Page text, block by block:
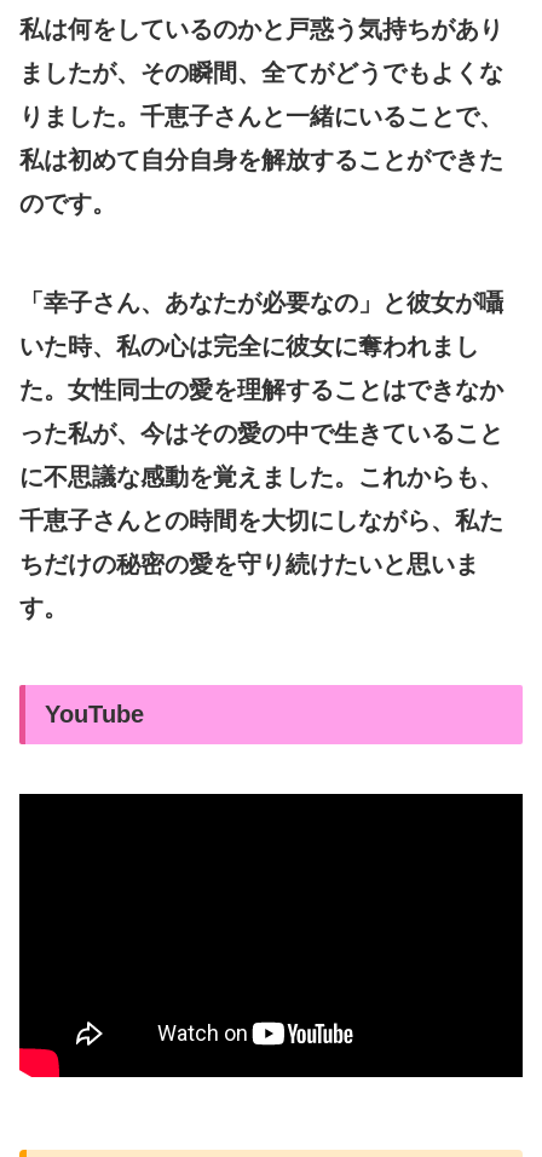
私は何をしているのかと戸惑う気持ちがあり
ましたが、その瞬間、全てがどうでもよくな
りました。千恵子さんと一緒にいることで、
私は初めて自分自身を解放することができた
のです。
「幸子さん、あなたが必要なの」と彼女が囁
いた時、私の心は完全に彼女に奪われまし
た。女性同士の愛を理解することはできなか
った私が、今はその愛の中で生きていること
に不思議な感動を覚えました。これからも、
千恵子さんとの時間を大切にしながら、私た
ちだけの秘密の愛を守り続けたいと思いま
す。
YouTube